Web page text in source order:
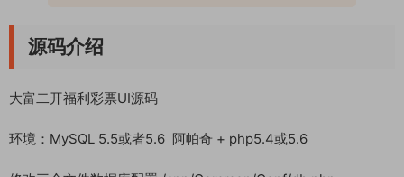
源码介绍
大富二开福利彩票UI源码
环境：MySQL 5.5或者5.6 阿帕奇 + php5.4或5.6